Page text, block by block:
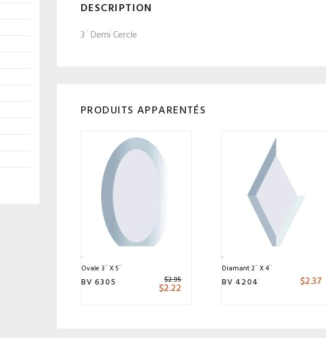
DESCRIPTION
3¨ Demi Cercle
PRODUITS APPARENTÉS
Ovale 3¨ X 5¨
BV 6305 $2.95
$2.22
Diamant 2¨ X 4¨
BV 4204 $2.37